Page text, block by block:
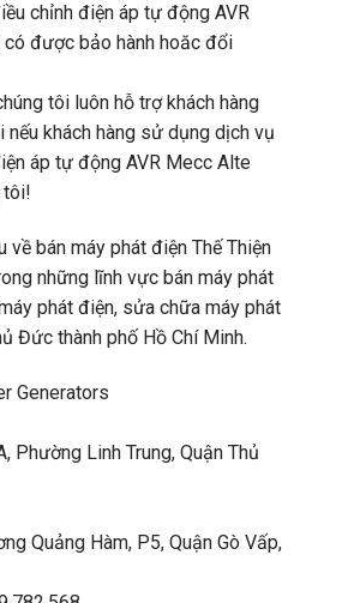
chỉnh điện áp tự động AVR
có được bảo hành hoăc đổi
tôi luôn hỗ trợ khách hàng
nếu khách hàng sử dụng dịch vụ
áp tự động AVR Mecc Alte
tôi!
về bán máy phát điện Thế Thiện
những lĩnh vực bán máy phát
phát điện, sửa chữa máy phát
Đức thành phố Hồ Chí Minh.
Generators
Phường Linh Trung, Quận Thủ
Quảng Hàm, P5, Quận Gò Vấp,